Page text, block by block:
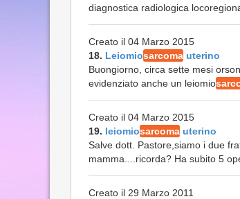
diagnostica radiologica
Creato il 04 Marzo 2015
18. Leiomiosarcoma uterino
Buongiorno, circa sette mesi
evidenziato anche un leiomio
Creato il 04 Marzo 2015
19. leiomiosarcoma uterino
Salve dott. Pastore,siamo i due
mamma....ricorda? Ha subito 5
Creato il 29 Marzo 2011